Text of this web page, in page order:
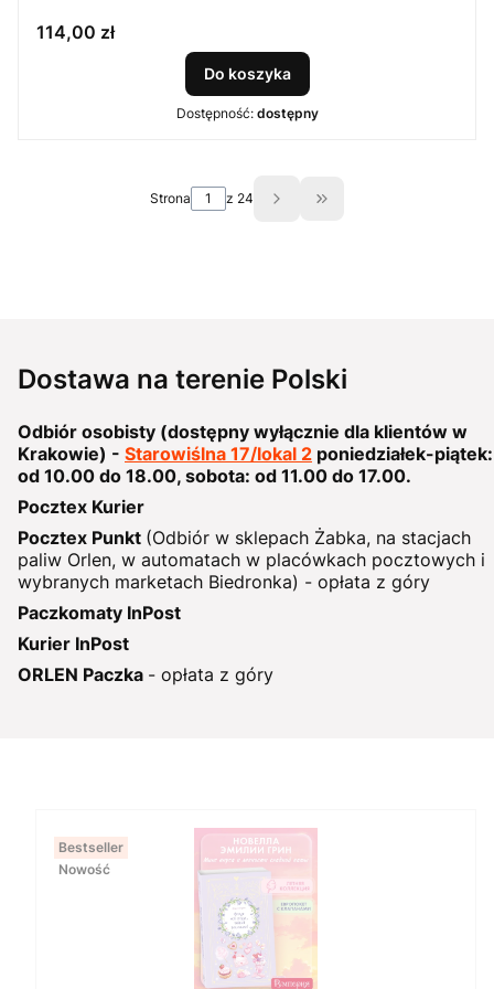
Cena
114,00 zł
Do koszyka
Dostępność: dostępny
Strona z 24 Przejdź do ostatniej
Dostawa na terenie Polski
Odbiór osobisty (dostępny wyłącznie dla klientów w
Krakowie) - Starowiślna 17/lokal 2 poniedziałek-piątek:
od 10.00 do 18.00, sobota: od 11.00 do 17.00.
Pocztex Kurier
Pocztex Punkt (Odbiór w sklepach Żabka, na stacjach
paliw Orlen, w automatach w placówkach pocztowych i
wybranych marketach Biedronka) - opłata z góry
Paczkomaty InPost
Kurier InPost
ORLEN Paczka - opłata z góry
Bestseller
Nowość